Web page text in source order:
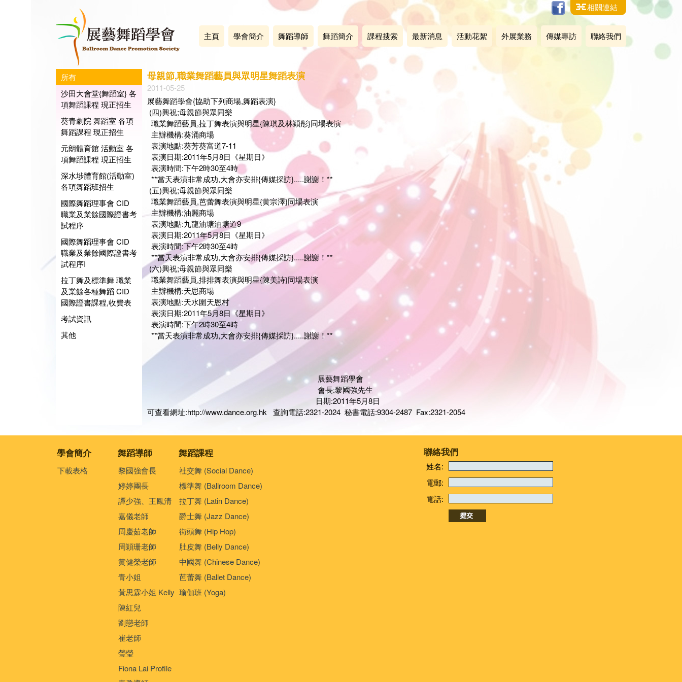
相關連結
主頁 學會簡介 舞蹈導師 舞蹈簡介 課程搜索 最新消息 活動花絮 外展業務 傳媒專訪 聯絡我們
所有
沙田大會堂{舞蹈室} 各
項舞蹈課程 現正招生
葵青劇院 舞蹈室 各項
舞蹈課程 現正招生
元朗體育館 活動室 各
項舞蹈課程 現正招生
深水埗體育館(活動室)
各項舞蹈班招生
國際舞蹈理事會 CID
職業及業餘國際證書考
試程序
國際舞蹈理事會 CID
職業及業餘國際證書考
試程序I
拉丁舞及標準舞 職業
及業餘各種舞蹈 CID
國際證書課程,收費表
考試資訊
其他
母親節,職業舞蹈藝員與眾明星舞蹈表演
2011-05-25
展藝舞蹈學會{協助下列商場,舞蹈表演}
(四)興祝;母親節與眾同樂
職業舞蹈藝員,拉丁舞表演與明星{陳琪及林穎彤}同場表演
主辦機構:葵涌商場
表演地點:葵芳葵富道7-11
表演日期:2011年5月8日《星期日》
表演時間:下午2時30至4時
**當天表演非常成功,大會亦安排{傳媒採訪}.....謝謝！**
(五)興祝;母親節與眾同樂
職業舞蹈藝員,芭蕾舞表演與明星{黄宗澤}同場表演
主辦機構:油麗商場
表演地點:九龍油塘油塘道9
表演日期:2011年5月8日《星期日》
表演時間:下午2時30至4時
**當天表演非常成功,大會亦安排{傳媒採訪}.....謝謝！**
(六)興祝;母親節與眾同樂
職業舞蹈藝員,排排舞表演與明星{陳美詩}同場表演
主辦機構:天思商場
表演地點:天水圍天恩村
表演日期:2011年5月8日《星期日》
表演時間:下午2時30至4時
**當天表演非常成功,大會亦安排{傳媒採訪}.....謝謝！**
展藝舞蹈學會
會長:黎國強先生
日期:2011年5月8日
可查看網址:http://www.dance.org.hk 查詢電話:2321-2024 秘書電話:9304-2487 Fax:2321-2054
學會簡介 舞蹈導師 舞蹈課程
下載表格
黎國強會長
婷婷團長
譚少強、王鳳清
嘉儀老師
周慶茹老師
周穎珊老師
黄健榮老師
青小姐
黃思霖小姐 Kelly
陳紅兒
劉戀老師
崔老師
瑩瑩
Fiona Lai Profile
社交舞 (Social Dance)
標準舞 (Ballroom Dance)
拉丁舞 (Latin Dance)
爵士舞 (Jazz Dance)
街頭舞 (Hip Hop)
肚皮舞 (Belly Dance)
中國舞 (Chinese Dance)
芭蕾舞 (Ballet Dance)
瑜伽班 (Yoga)
聯絡我們
姓名:
電郵:
電話: